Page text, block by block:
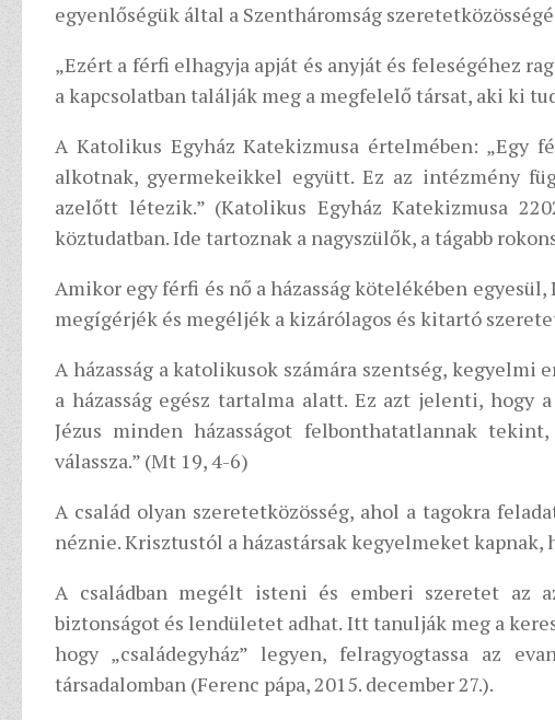
egyenlőségük által a Szentháromság
„Ezért a férfi elhagyja apját és anyját és feleségéhez
a kapcsolatban találják meg a megfelelő társat, aki ki
A Katolikus Egyház Katekizmusa értelmében: „Egy
alkotnak, gyermekeikkel együtt. Ez az intézmény
azelőtt létezik.” (Katolikus Egyház Katekizmusa
köztudatban. Ide tartoznak a nagyszülők, a tágabb
Amikor egy férfi és nő a házasság kötelékében
megígérjék és megéljék a kizárólagos és kitartó
A házasság a katolikusok számára szentség,
a házasság egész tartalma alatt. Ez azt jelenti, hogy
Jézus minden házasságot felbonthatatlannak
válassza.” (Mt 19, 4-6)
A család olyan szeretetközösség, ahol a tagokra
néznie. Krisztustól a házastársak kegyelmeket
A családban megélt isteni és emberi szeretet az
biztonságot és lendületet adhat. Itt tanulják meg a
hogy „családegyház” legyen, felragyogtassa az
társadalomban (Ferenc pápa, 2015. december 27.).